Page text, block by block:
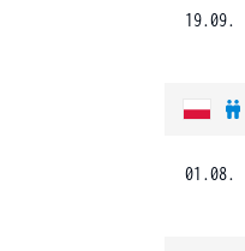
19.09.
01.08.